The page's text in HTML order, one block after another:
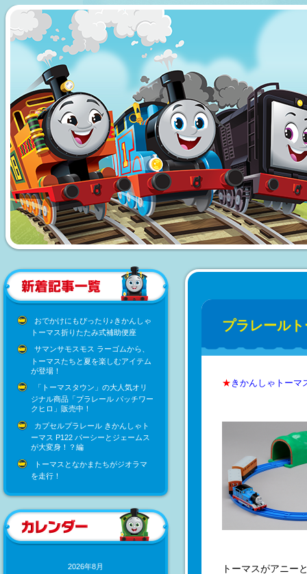
おでかけにもぴったり♪きかんしゃ
トーマス折りたたみ式補助便座
サマンサモスモス ラーゴムから、
トーマスたちと夏を楽しむアイテム
が登場！
「トーマスタウン」の大人気オリ
ジナル商品「プラレール パッチワー
クヒロ」販売中！
カプセルプラレール きかんしゃト
ーマス P122 パーシーとジェームス
が大変身！？編
トーマスとなかまたちがジオラマ
を走行！
2026年8月
プラレール
★ きかんしゃトー
トーマスがアニー